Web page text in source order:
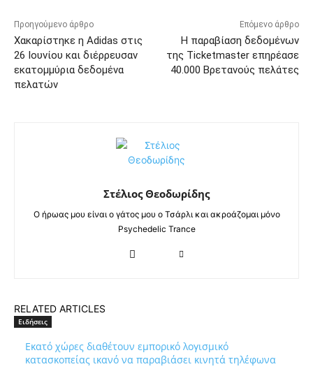
Προηγούμενο άρθρο
Χακαρίστηκε η Adidas στις
26 Ιουνίου και διέρρευσαν
εκατομμύρια δεδομένα
πελατών
Επόμενο άρθρο
Η παραβίαση δεδομένων
της Ticketmaster επηρέασε
40.000 Βρετανούς πελάτες
Στέλιος Θεοδωρίδης
Ο ήρωας μου είναι ο γάτος μου ο Τσάρλι και ακροάζομαι μόνο
Psychedelic Trance
RELATED ARTICLES
Ειδήσεις
Εκατό χώρες διαθέτουν εμπορικό λογισμικό
κατασκοπείας ικανό να παραβιάσει κινητά τηλέφωνα